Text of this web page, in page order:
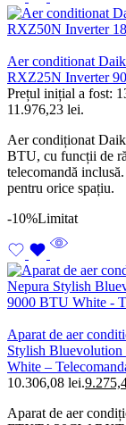
Aer conditionat
RXZ25N Inverter
Prețul inițial a fost:
11.976,23 lei.
Aer condiționat
BTU, cu funcții de
telecomandă
pentru orice spațiu.
-10%Limitat
Aparat de aer
Stylish
White –
10.306,08 lei.
Aparat de aer